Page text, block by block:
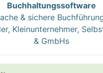
Buchhaltungssoftware
& sichere
Kleinunternehmer,
& GmbHs